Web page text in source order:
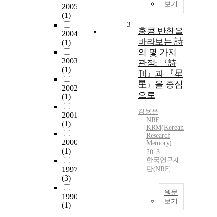
2005
(1)
2004
(1)
2003
(1)
2002
(1)
2001
(1)
2000
(1)
1997
(3)
1990
(1)
보기
3
홍콩 반환을
바라보는 詩
의 몇 가지
관점: 『詩
刊』과 『星
星』을 중심
으로
김용운
NRF
KRM(Korean
Research
Memory)
2013
한국연구재
단(NRF)
원문
보기